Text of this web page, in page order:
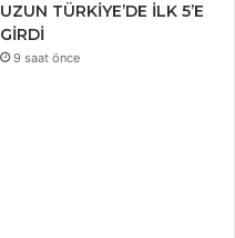
UZUN TÜRKİYE’DE İLK 5’E
GİRDİ
9 saat önce